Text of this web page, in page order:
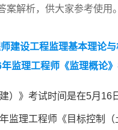
解析，供大家参考使用。
建设工程监理基本理论
年监理工程师《监理概论
案例分析》（土木建筑工
）》考试时间是在5月
监理工程师《目标控制